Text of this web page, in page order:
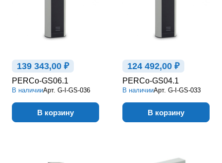
139 343,00 ₽
PERCo-GS06.1
В наличииАрт. G-I-GS-036
В корзину
124 492,00 ₽
PERCo-GS04.1
В наличииАрт. G-I-GS-033
В корзину